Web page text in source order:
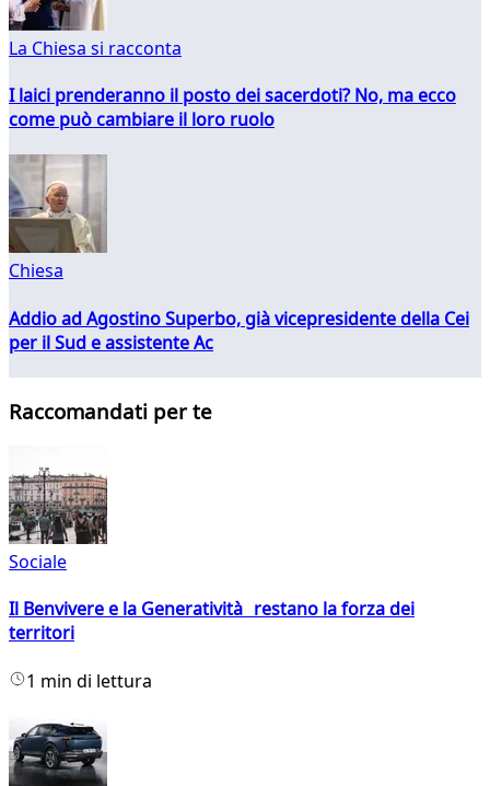
La Chiesa si racconta
I laici prenderanno il posto dei sacerdoti? No, ma ecco
come può cambiare il loro ruolo
Chiesa
Addio ad Agostino Superbo, già vicepresidente della Cei
per il Sud e assistente Ac
Raccomandati per te
Sociale
Il Benvivere e la Generatività restano la forza dei
territori
1 min di lettura